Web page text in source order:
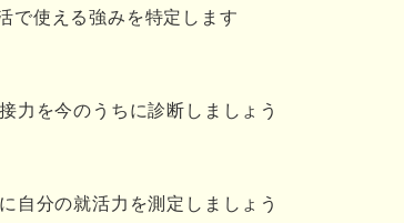
け
ィストなど技術者を目指す人向け
で使える強みを特定します
力を今のうちに診断しましょう
自分の就活力を測定しましょう